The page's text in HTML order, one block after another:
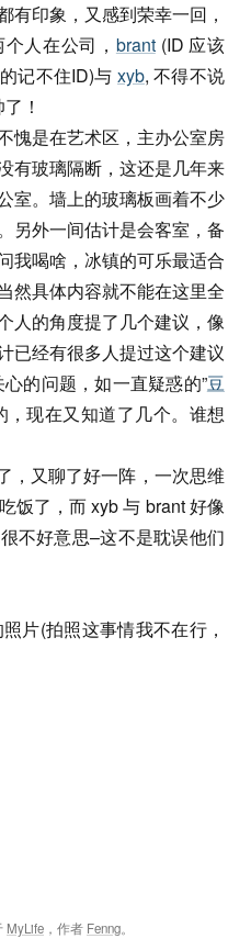
有印象，又感到荣幸一回，
人在公司， brant(ID 应该
记不住ID)与 xyb, 不得不说
！
愧是在艺术区，主办公室房
有玻璃隔断，这还是几年来
室。墙上的玻璃板画着不少
另外一间估计是会客室，备
我喝啥，冰镇的可乐最适合
然具体内容就不能在这里全
人的角度提了几个建议，像
已经有很多人提过这个建议
的问题，如一直疑惑的”豆
，现在又知道了几个。谁想
，又聊了好一阵，一次思维
饭了，而 xyb 与 brant 好像
不好意思–这不是耽误他们
片(拍照这事情我不在行，
MyLife ，作者 Fenng。